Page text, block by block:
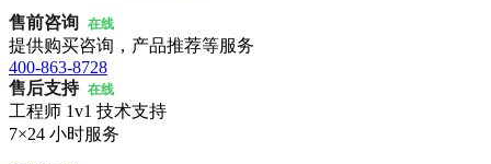
售前咨询 在线
提供购买咨询，产品推荐等服务
400-863-8728
售后支持 在线
工程师 1v1 技术支持
7×24 小时服务